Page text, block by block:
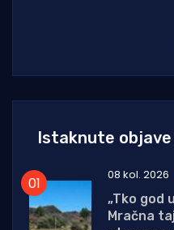
Istaknute objave
08 kol. 2026
„Tko god
Mračna